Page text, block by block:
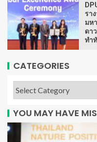
รา
มห
ดา
ทำ
CATEGORIES
YOU MAY HAVE